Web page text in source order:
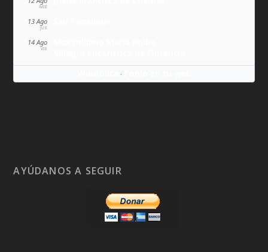
MIÉ
13 Ago
JUE
14 Ago
VIE
·
AYÚDANOS A SEGUIR